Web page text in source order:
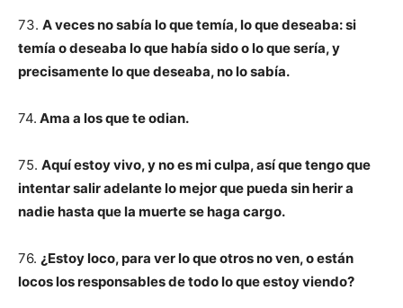
73. A veces no sabía lo que temía, lo que deseaba: si
temía o deseaba lo que había sido o lo que sería, y
precisamente lo que deseaba, no lo sabía.
74. Ama a los que te odian.
75. Aquí estoy vivo, y no es mi culpa, así que tengo que
intentar salir adelante lo mejor que pueda sin herir a
nadie hasta que la muerte se haga cargo.
76. ¿Estoy loco, para ver lo que otros no ven, o están
locos los responsables de todo lo que estoy viendo?